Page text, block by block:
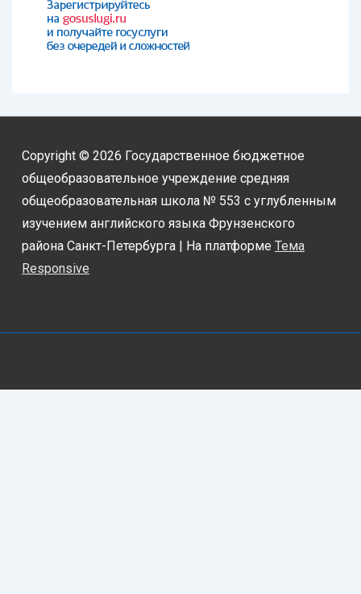
Copyright © 2026 Государственное бюджетное
общеобразовательное учреждение средняя
общеобразовательная школа № 553 с углубленным
изучением английского языка Фрунзенского
района Санкт-Петербурга | На платформе Тема
Responsive